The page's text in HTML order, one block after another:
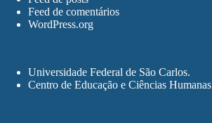
Feed de comentários
WordPress.org
Universidade Federal de São Carlos.
Centro de Educação e Ciências Humanas